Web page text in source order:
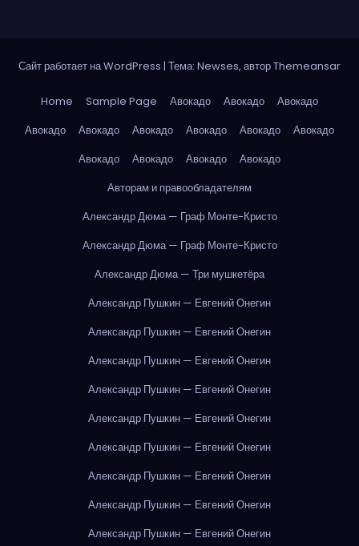
Сайт работает на WordPress | Тема: Newses, авторThemeansar
Home Sample Page Авокадо Авокадо
Авокадо
Авокадо
Авокадо Авокадо Авокадо Авокадо
Авокадо
Авокадо
Авокадо Авокадо
Авокадо
Авторам и правообладателям
Александр Дюма — Граф Монте-Кристо
Александр Дюма — Граф Монте-Кристо
Александр Дюма — Три мушкетёра
Александр Пушкин — Евгений Онегин
Александр Пушкин — Евгений Онегин
Александр Пушкин — Евгений Онегин
Александр Пушкин — Евгений Онегин
Александр Пушкин — Евгений Онегин
Александр Пушкин — Евгений Онегин
Александр Пушкин — Евгений Онегин
Александр Пушкин — Евгений Онегин
Александр Пушкин — Евгений Онегин